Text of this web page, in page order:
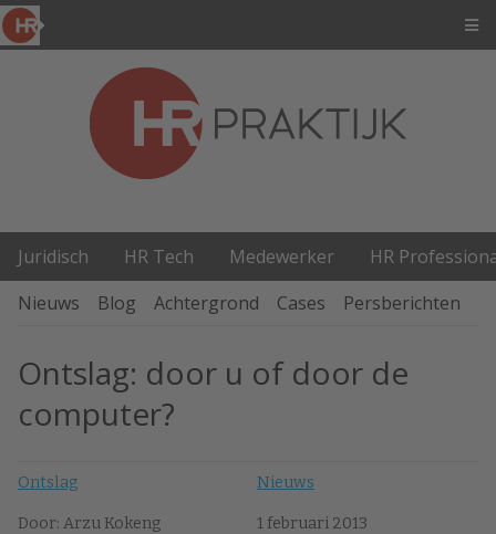
Juridisch HR Tech Medewerker
HR
Nieuws
Blog Achtergrond Cases Persberichten
Ontslag: door u of door de
computer?
Ontslag Nieuws
Door: Arzu Kokeng 1 februari 2013